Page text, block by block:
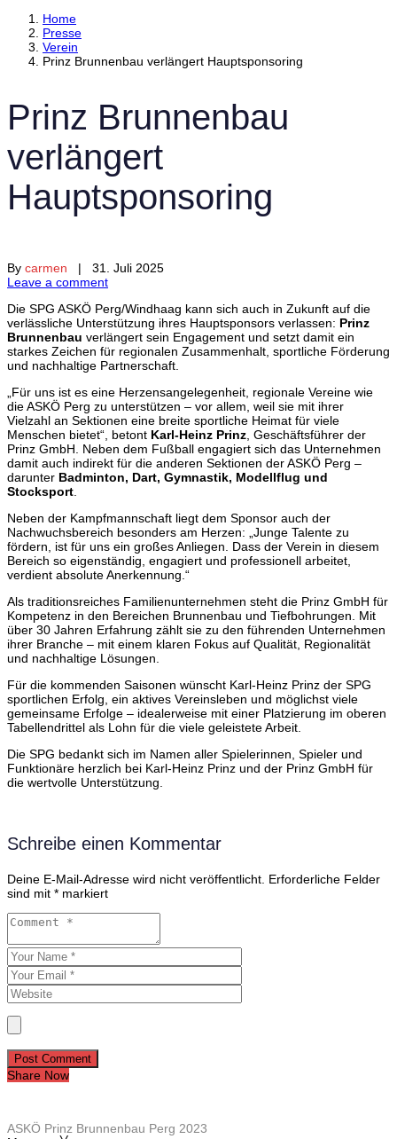
Home
Presse
Verein
Prinz Brunnenbau verlängert Hauptsponsoring
Prinz Brunnenbau
verlängert
Hauptsponsoring
By carmen | 31. Juli 2025
Leave a comment
Die SPG ASKÖ Perg/Windhaag kann sich auch in Zukunft auf die
verlässliche Unterstützung ihres Hauptsponsors verlassen: Prinz
Brunnenbau verlängert sein Engagement und setzt damit ein
starkes Zeichen für regionalen Zusammenhalt, sportliche Förderung
und nachhaltige Partnerschaft.
„Für uns ist es eine Herzensangelegenheit, regionale Vereine wie
die ASKÖ Perg zu unterstützen – vor allem, weil sie mit ihrer
Vielzahl an Sektionen eine breite sportliche Heimat für viele
Menschen bietet“, betont Karl-Heinz Prinz, Geschäftsführer der
Prinz GmbH. Neben dem Fußball engagiert sich das Unternehmen
damit auch indirekt für die anderen Sektionen der ASKÖ Perg –
darunter Badminton, Dart, Gymnastik, Modellflug und
Stocksport.
Neben der Kampfmannschaft liegt dem Sponsor auch der
Nachwuchsbereich besonders am Herzen: „Junge Talente zu
fördern, ist für uns ein großes Anliegen. Dass der Verein in diesem
Bereich so eigenständig, engagiert und professionell arbeitet,
verdient absolute Anerkennung.“
Als traditionsreiches Familienunternehmen steht die Prinz GmbH für
Kompetenz in den Bereichen Brunnenbau und Tiefbohrungen. Mit
über 30 Jahren Erfahrung zählt sie zu den führenden Unternehmen
ihrer Branche – mit einem klaren Fokus auf Qualität, Regionalität
und nachhaltige Lösungen.
Für die kommenden Saisonen wünscht Karl-Heinz Prinz der SPG
sportlichen Erfolg, ein aktives Vereinsleben und möglichst viele
gemeinsame Erfolge – idealerweise mit einer Platzierung im oberen
Tabellendrittel als Lohn für die viele geleistete Arbeit.
Die SPG bedankt sich im Namen aller Spielerinnen, Spieler und
Funktionäre herzlich bei Karl-Heinz Prinz und der Prinz GmbH für
die wertvolle Unterstützung.
Schreibe einen Kommentar
Deine E-Mail-Adresse wird nicht veröffentlicht. Erforderliche Felder
sind mit * markiert
Post Comment
Share Now
ASKÖ Prinz Brunnenbau Perg 2023